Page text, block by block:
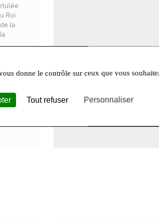
Roi
la
donne le contrôle sur ceux que vous
Tout refuser Personnaliser